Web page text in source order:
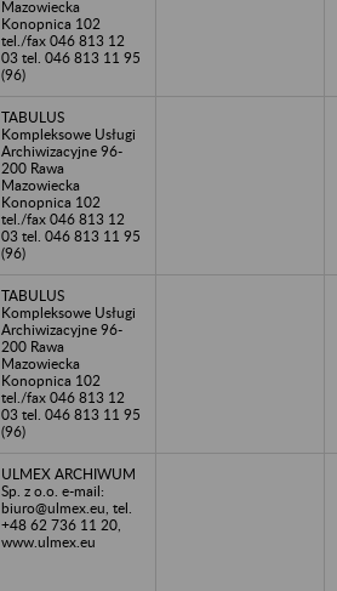
Mazowiecka
Konopnica 102
tel./fax 046 813 12
03 tel. 046 813 11 95
(96)
TABULUS
Kompleksowe Usługi
Archiwizacyjne 96-
200 Rawa
Mazowiecka
Konopnica 102
tel./fax 046 813 12
03 tel. 046 813 11 95
(96)
TABULUS
Kompleksowe Usługi
Archiwizacyjne 96-
200 Rawa
Mazowiecka
Konopnica 102
tel./fax 046 813 12
03 tel. 046 813 11 95
(96)
ULMEX ARCHIWUM
Sp. z o.o. e-mail:
biuro@ulmex.eu, tel.
+48 62 736 11 20,
www.ulmex.eu